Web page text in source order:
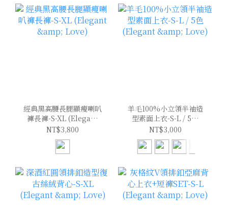
經典黑高腰長腿顯瘦喇叭
褲長褲-S-XL (Elegant
& Love)
NT$3,800
羊毛100%小立領半袖造
型素面上衣-S-L / 5色
(Elegant & Love)
NT$3,000